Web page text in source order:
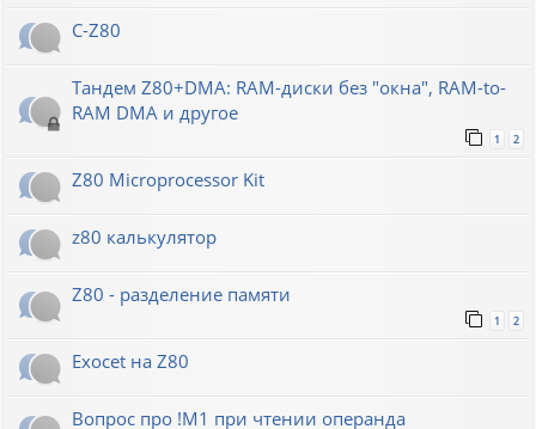
C-Z80
Тандем Z80+DMA: RAM-диски без "окна", RAM-to-
RAM DMA и другое
1 2
Z80 Microprocessor Kit
z80 калькулятор
Z80 - разделение памяти
1 2
Exocet на Z80
Вопрос про !M1 при чтении операнда